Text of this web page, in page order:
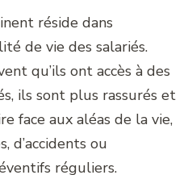
réside dans
de vie des salariés.
qu’ils ont accès à des
ils sont plus rassurés et
face aux aléas de la vie,
d’accidents ou
réguliers.